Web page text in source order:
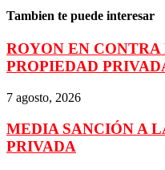
Tambien te puede interesar
ROYON EN
PROPIEDAD
7 agosto, 2026
MEDIA SANCIÓN A
PRIVADA